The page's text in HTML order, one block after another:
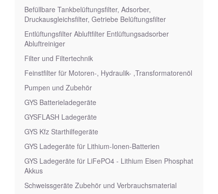
Befüllbare Tankbelüftungsfilter, Adsorber,
Druckausgleichsfilter, Getriebe Belüftungsfilter
Entlüftungsfilter Abluftfilter Entlüftungsadsorber
Abluftreiniger
Filter und Filtertechnik
Feinstfilter für Motoren-, Hydraulik- ,Transformatorenöl
Pumpen und Zubehör
GYS Batterieladegeräte
GYSFLASH Ladegeräte
GYS Kfz Starthilfegeräte
GYS Ladegeräte für Lithium-Ionen-Batterien
GYS Ladegeräte für LiFePO4 - Lithium Eisen Phosphat
Akkus
Schweissgeräte Zubehör und Verbrauchsmaterial